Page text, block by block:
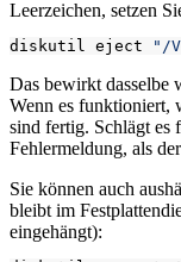
Leerzeichen, setzen
diskutil eject "/
Das bewirkt dasselbe
Wenn es funktioniert,
sind fertig. Schlägt es
Fehlermeldung, als
Sie können auch
bleibt im
eingehängt):